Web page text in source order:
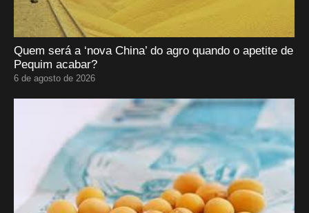
Quem será a ‘nova China’ do agro quando o apetite de
Pequim acabar?
6 de agosto de 2026